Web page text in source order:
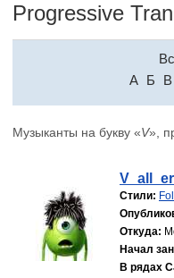
Progressive
A Б В
Музыканты на букву «V»,
Стили:
Откуда:
Начал
В рядах